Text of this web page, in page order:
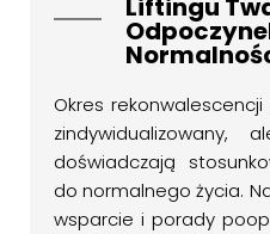
Liftingu
Okres
zindywidualizowany,
doświadczają
do normalnego życia.
wsparcie i porady